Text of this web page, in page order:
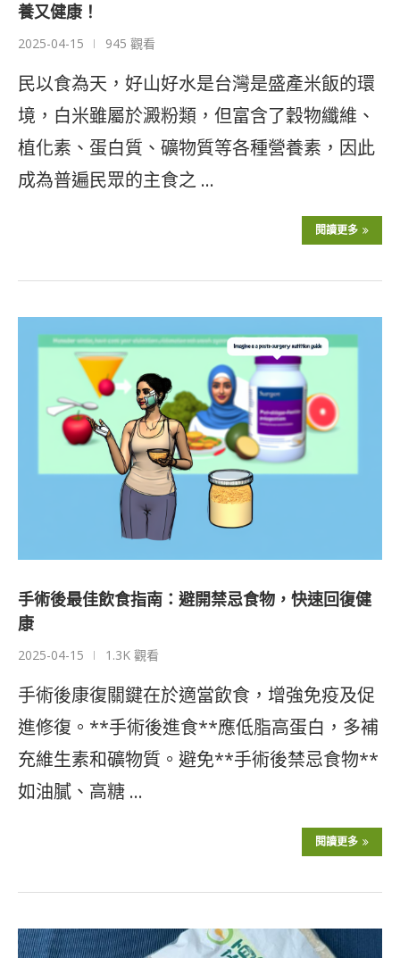
養又健康！
2025-04-15 945 觀看
民以食為天，好山好水是台灣是盛產米飯的環
境，白米雖屬於澱粉類，但富含了穀物纖維、
植化素、蛋白質、礦物質等各種營養素，因此
成為普遍民眾的主食之 …
閱讀更多
手術後最佳飲食指南：避開禁忌食物，快速回復健
康
2025-04-15 1.3K 觀看
手術後康復關鍵在於適當飲食，增強免疫及促
進修復。**手術後進食**應低脂高蛋白，多補
充維生素和礦物質。避免**手術後禁忌食物**
如油膩、高糖 …
閱讀更多